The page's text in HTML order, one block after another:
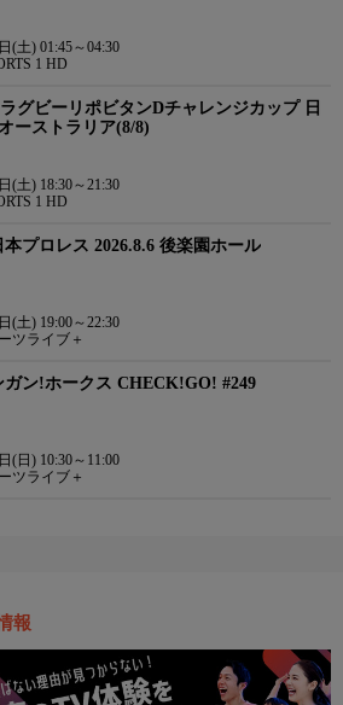
(土) 01:45～04:30
1 HD
グビーリポビタンDチャレンジカップ 日
ーストラリア(8/8)
(土) 18:30～21:30
1 HD
本プロレス 2026.8.6 後楽園ホール
(土) 19:00～22:30
ツライブ＋
ガン!ホークス CHECK!GO! #249
(日) 10:30～11:00
ツライブ＋
報